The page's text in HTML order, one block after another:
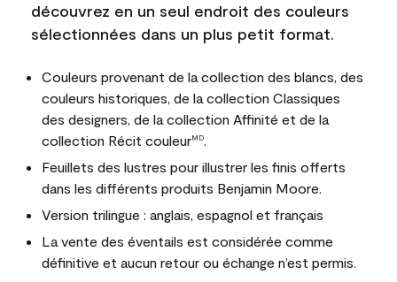
découvrez en un seul endroit des couleurs
sélectionnées dans un plus petit format.
Couleurs provenant de la collection des blancs, des
couleurs historiques, de la collection Classiques
des designers, de la collection Affinité et de la
collection Récit couleurMD.
Feuillets des lustres pour illustrer les finis offerts
dans les différents produits Benjamin Moore.
Version trilingue : anglais, espagnol et français
La vente des éventails est considérée comme
définitive et aucun retour ou échange n’est permis.